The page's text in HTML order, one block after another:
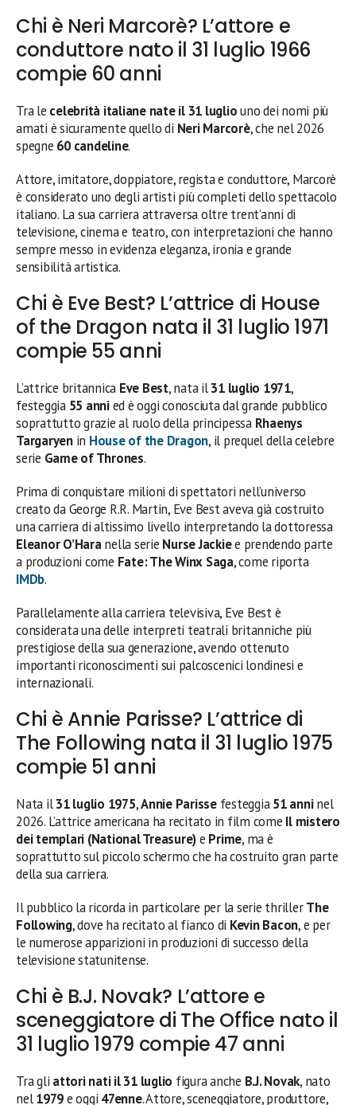
Chi è Neri Marcorè? L’attore e
conduttore nato il 31 luglio 1966
compie 60 anni
Tra le celebrità italiane nate il 31 lugliouno dei nomi più
amati è sicuramente quello di Neri Marcorè, che nel 2026
spegne 60 candeline.
Attore, imitatore, doppiatore, regista e conduttore, Marcorè
è considerato uno degli artisti più completi dello spettacolo
italiano. La sua carriera attraversa oltre trent’anni di
televisione, cinema e teatro, con interpretazioni che hanno
sempre messo in evidenza eleganza, ironia e grande
sensibilità artistica.
Chi è Eve Best? L’attrice di House
of the Dragon nata il 31 luglio 1971
compie 55 anni
L’attrice britannica Eve Best, nata il31 luglio 1971,
festeggia 55 annied è oggi conosciuta dal grande pubblico
soprattutto grazie al ruolo della principessa Rhaenys
Targaryenin House of the Dragon, il prequel della celebre
serie Game of Thrones.
Prima di conquistare milioni di spettatori nell’universo
creato da George R.R. Martin, Eve Best aveva già costruito
una carriera di altissimo livello interpretando la dottoressa
Eleanor O’Haranella serie Nurse Jackiee prendendo parte
a produzioni come Fate: The Winx Saga, come riporta
IMDb.
Parallelamente alla carriera televisiva, Eve Best è
considerata una delle interpreti teatrali britanniche più
prestigiose della sua generazione, avendo ottenuto
importanti riconoscimenti sui palcoscenici londinesi e
internazionali.
Chi è Annie Parisse? L’attrice di
The Following nata il 31 luglio 1975
compie 51 anni
Nata il31 luglio 1975,Annie Parissefesteggia51 anninel
2026. L’attrice americana ha recitato in film come Il mistero
dei templari (National Treasure)e Prime, ma è
soprattutto sul piccolo schermo che ha costruito gran parte
della sua carriera.
Il pubblico la ricorda in particolare per la serie thrillerThe
Following, dove ha recitato al fianco di Kevin Bacon, e per
le numerose apparizioni in produzioni di successo della
televisione statunitense.
Chi è B.J. Novak? L’attore e
sceneggiatore di The Office nato il
31 luglio 1979 compie 47 anni
Tra gli attori nati il 31 luglio figura anche B.J. Novak, nato
nel1979e oggi 47enne. Attore, sceneggiatore, produttore,